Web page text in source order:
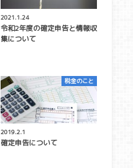
2021.1.24
令和2年度の確定申告と情報収
集について
税金のこと
2019.2.1
確定申告について